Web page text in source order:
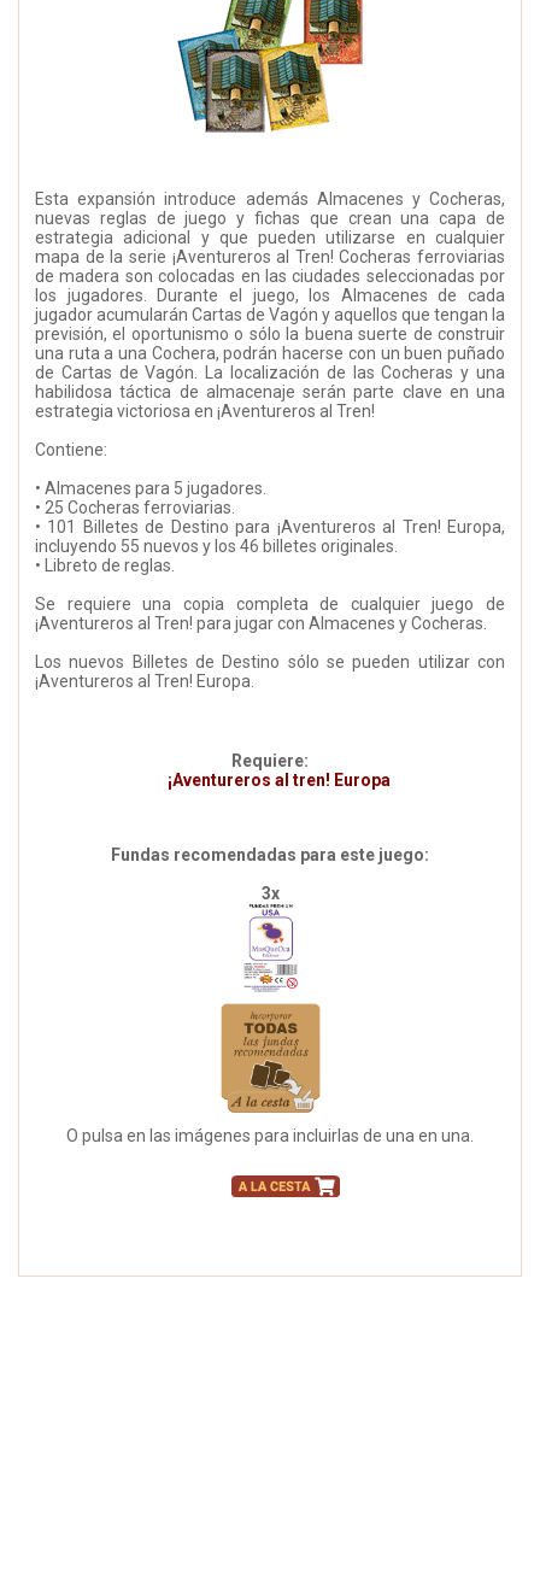
Esta expansión introduce además Almacenes y Cocheras,
nuevas reglas de juego y fichas que crean una capa de
estrategia adicional y que pueden utilizarse en cualquier
mapa de la serie ¡Aventureros al Tren! Cocheras ferroviarias
de madera son colocadas en las ciudades seleccionadas por
los jugadores. Durante el juego, los Almacenes de cada
jugador acumularán Cartas de Vagón y aquellos que tengan la
previsión, el oportunismo o sólo la buena suerte de construir
una ruta a una Cochera, podrán hacerse con un buen puñado
de Cartas de Vagón. La localización de las Cocheras y una
habilidosa táctica de almacenaje serán parte clave en una
estrategia victoriosa en ¡Aventureros al Tren!
Contiene:
• Almacenes para 5 jugadores.
• 25 Cocheras ferroviarias.
• 101 Billetes de Destino para ¡Aventureros al Tren! Europa,
incluyendo 55 nuevos y los 46 billetes originales.
• Libreto de reglas.
Se requiere una copia completa de cualquier juego de
¡Aventureros al Tren! para jugar con Almacenes y Cocheras.
Los nuevos Billetes de Destino sólo se pueden utilizar con
¡Aventureros al Tren! Europa.
Requiere:
¡Aventureros al tren! Europa
Fundas recomendadas para este juego:
3x
O pulsa en las imágenes para incluirlas de una en una.